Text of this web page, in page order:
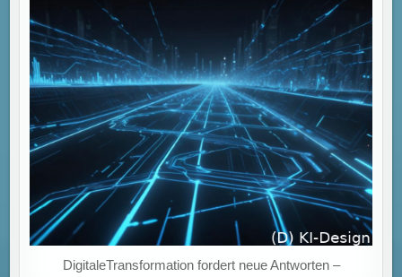
DigitaleTransformation fordert neue Antworten –